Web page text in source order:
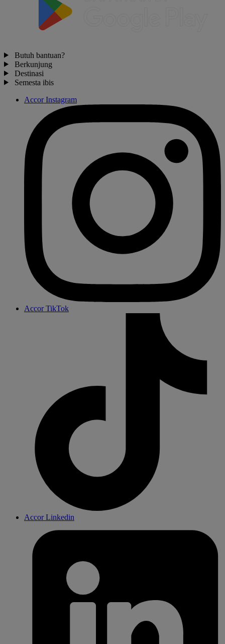
Butuh bantuan?
Berkunjung
Destinasi
Semesta ibis
Accor Instagram
Accor TikTok
Accor Linkedin